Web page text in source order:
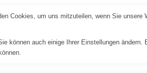
Cookies, um uns mitzuteilen, wenn Sie
können auch einige Ihrer Einstellungen